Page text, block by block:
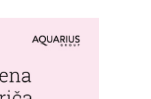
U DVOROVIMA